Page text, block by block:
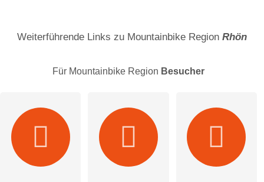
E-Mail-Adresse (wird nicht veröffentlicht)
Weiterführende Links zu Mountainbike Region Rhön
Für Mountainbike Region Besucher